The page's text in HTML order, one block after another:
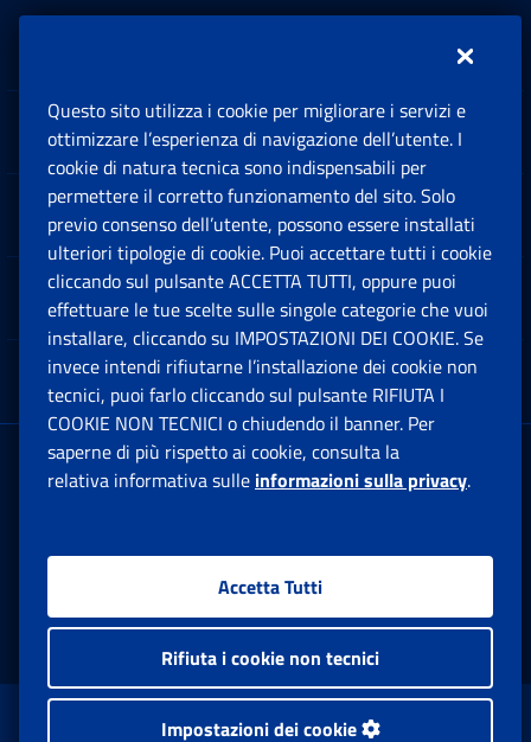
Sedi e Contatti
Software
Note Legali
App mobile
Sede Legale : Via Ciro il Grande, 21
00144 Roma
Facebook: Apre una nuova finestra
Twitter: Apre una nuova finestra
Whatsapp: Apre una nuova
Youtube: Apre una
Instagram:
www.inps.gov.it © 1997-2026
Questo sito utilizza i cookie per migliorare i servizi e
ottimizzare l’esperienza di navigazione dell’utente. I
cookie di natura tecnica sono indispensabili per
permettere il corretto funzionamento del sito. Solo
previo consenso dell’utente, possono essere installati
ulteriori tipologie di cookie. Puoi accettare tutti i cookie
cliccando sul pulsante ACCETTA TUTTI, oppure puoi
effettuare le tue scelte sulle singole categorie che vuoi
installare, cliccando su IMPOSTAZIONI DEI COOKIE. Se
invece intendi rifiutarne l’installazione dei cookie non
tecnici, puoi farlo cliccando sul pulsante RIFIUTA I
COOKIE NON TECNICI o chiudendo il banner. Per
saperne di più rispetto ai cookie, consulta la
relativa informativa sulle informazioni sulla privacy.
Accetta Tutti
Rifiuta i cookie non tecnici
Impostazioni dei cookie